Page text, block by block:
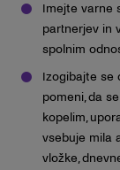
Imejte varne
partnerjev in
spolnim
Izogibajte se
pomeni, da
kopelim,
vsebuje mila
vložke,